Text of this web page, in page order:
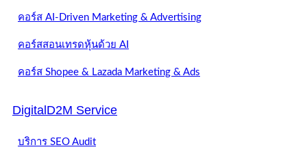
คอร์ส AI-Driven Marketing & Advertising
คอร์สสอนเทรดหุ้นด้วย AI
คอร์ส Shopee & Lazada Marketing & Ads
DigitalD2M Service
บริการ SEO Audit